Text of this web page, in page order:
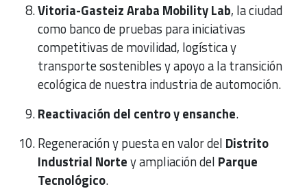
Vitoria-Gasteiz Araba Mobility Lab, la ciudad
como banco de pruebas para iniciativas
competitivas de movilidad, logística y
transporte sostenibles y apoyo a la transición
ecológica de nuestra industria de automoción.
Reactivación del centro y ensanche.
Regeneración y puesta en valor del Distrito
Industrial Nortey ampliación del Parque
Tecnológico.